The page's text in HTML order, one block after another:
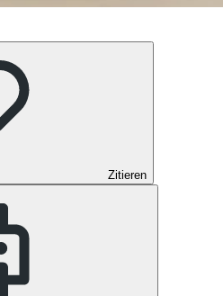
Zitieren